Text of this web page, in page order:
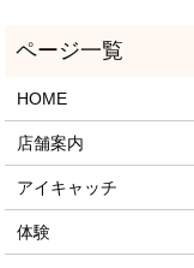
HOME
店舗案内
アイキャッチ
体験